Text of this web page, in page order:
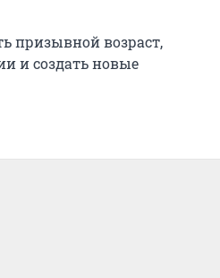
призывной возраст,
и создать новые